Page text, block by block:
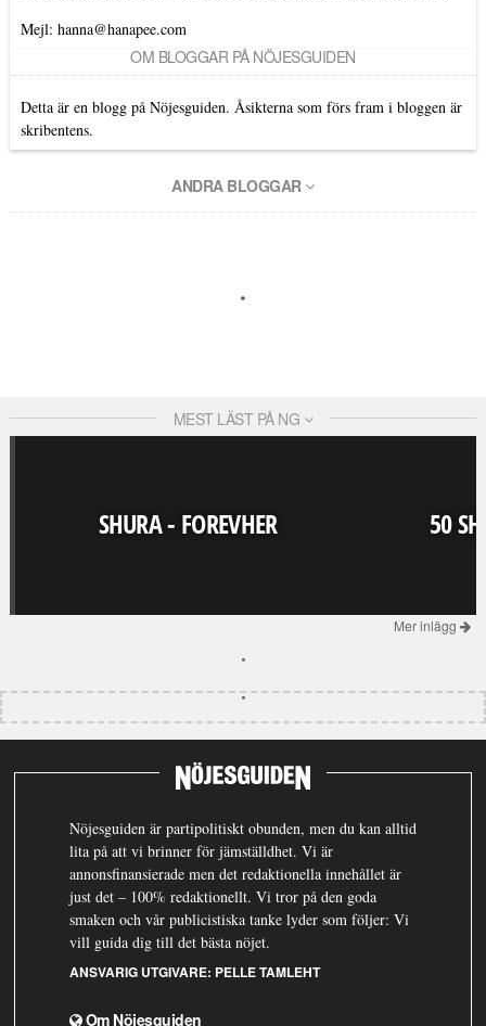
Mejl: hanna@hanapee.com
OM BLOGGAR PÅ NÖJESGUIDEN
Detta är en blogg på Nöjesguiden. Åsikterna som förs fram i bloggen är
skribentens.
ANDRA BLOGGAR
MEST LÄST PÅ NG
SHURA - FOREVHER 50
Mer inlägg
Nöjesguiden är partipolitiskt obunden, men du kan alltid
lita på att vi brinner för jämställdhet. Vi är
annonsfinansierade men det redaktionella innehållet är
just det – 100% redaktionellt. Vi tror på den goda
smaken och vår publicistiska tanke lyder som följer: Vi
vill guida dig till det bästa nöjet.
ANSVARIG UTGIVARE: PELLE TAMLEHT
Om Nöjesguiden